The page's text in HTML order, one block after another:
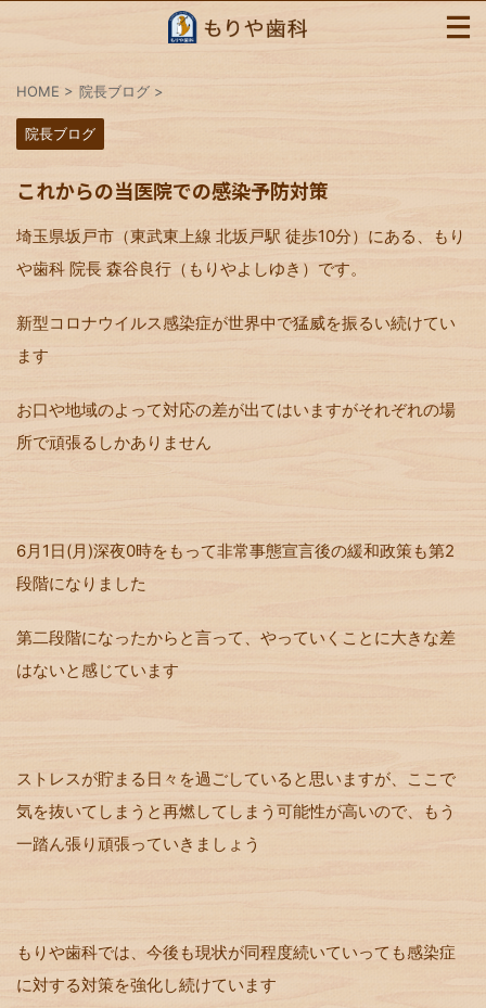
HOME > 院長ブログ >
院長ブログ
これからの当医院での感染予防対策
埼玉県坂戸市（東武東上線 北坂戸駅 徒歩10分）にある、もり
や歯科 院長 森谷良行（もりやよしゆき）です。
新型コロナウイルス感染症が世界中で猛威を振るい続けてい
ます
お口や地域のよって対応の差が出てはいますがそれぞれの場
所で頑張るしかありません
6月1日(月)深夜0時をもって非常事態宣言後の緩和政策も第2
段階になりました
第二段階になったからと言って、やっていくことに大きな差
はないと感じています
ストレスが貯まる日々を過ごしていると思いますが、ここで
気を抜いてしまうと再燃してしまう可能性が高いので、もう
一踏ん張り頑張っていきましょう
もりや歯科では、今後も現状が同程度続いていっても感染症
に対する対策を強化し続けています